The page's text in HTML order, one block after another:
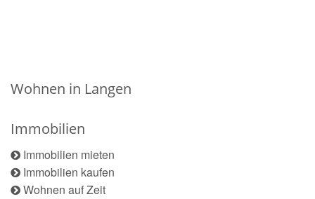
Wohnen in Langen
Immobilien
Immobilien mieten
Immobilien kaufen
Wohnen auf Zeit